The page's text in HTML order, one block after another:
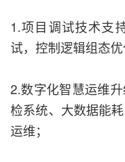
1.项目调试技术支
试，控制逻辑组态优
2.数字化智慧运维
检系统、大数据能
运维；